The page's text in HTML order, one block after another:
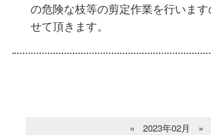
の危険な枝等の剪定作業を行いま
せて頂きます。
« 2023年02月
»